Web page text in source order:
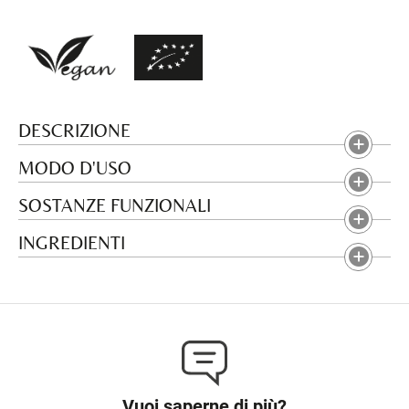
DESCRIZIONE
MODO D'USO
SOSTANZE FUNZIONALI
INGREDIENTI